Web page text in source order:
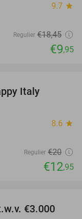
9.7 star
Regulier €18,45
€9,95
Italy
8.6 star
Regulier €20
€12,95
€3.000